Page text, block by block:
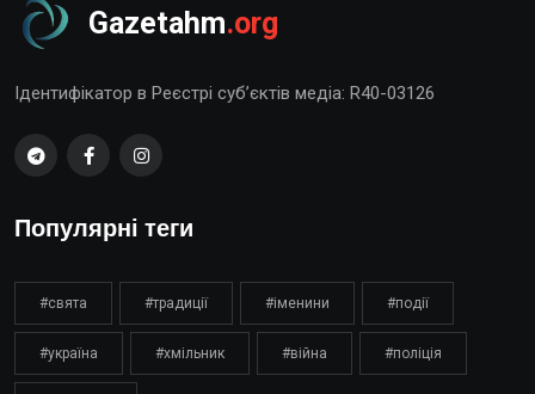
Gazetahm.org
Ідентифікатор в Реєстрі суб’єктів медіа: R40-03126
Популярні теги
#свята #традиції #іменини #події
#україна #хмільник #війна #поліція